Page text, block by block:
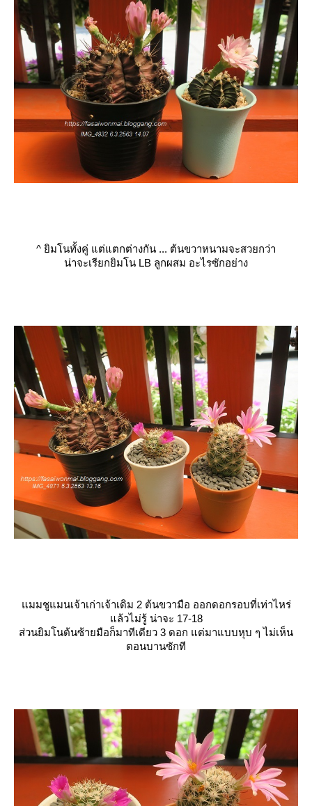
^ ิมโนทั้งคู่ แต่แตกต่างกัน ... ต้นขวาหนามจะสวยกว่า
น่าจะเรียกยิมโน LB ลูกผสม อะไรซักอย่าง
มมชูแมนเจ้าเก่าเจ้าเดิม 2 ต้นขวามือ ออกดอกรอบที่เท่าไหร่
ล้วไม่รู้ น่าจะ 17-18
ส่วนยิมโนต้นซ้ายมือก็มาทีเดียว 3 ดอก แต่มาแบบหุบ ๆ ไม่เห็น
ตอนบานซักที